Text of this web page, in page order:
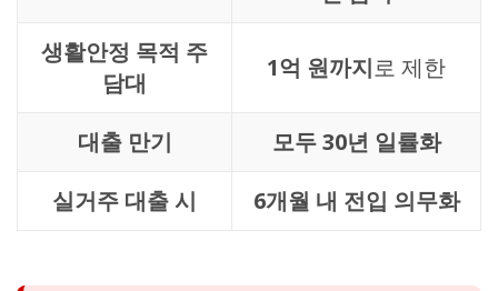
생활안정 목적 주
담대
1억 원까지로 제한
대출 만기
모두 30년 일률화
실거주 대출 시
6개월 내 전입 의무화